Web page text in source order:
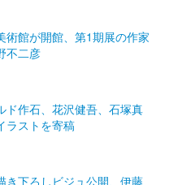
術館が開館、第1期展の作家
不二彦
ド作石、花沢健吾、石塚真
ラストを寄稿
き下ろしビジュ公開、伊藤